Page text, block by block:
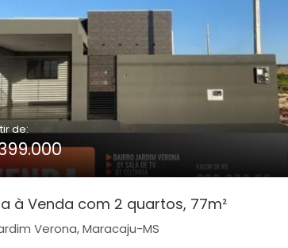
de:
à Venda com 2 quartos, 77m²
Verona, Maracaju-MS